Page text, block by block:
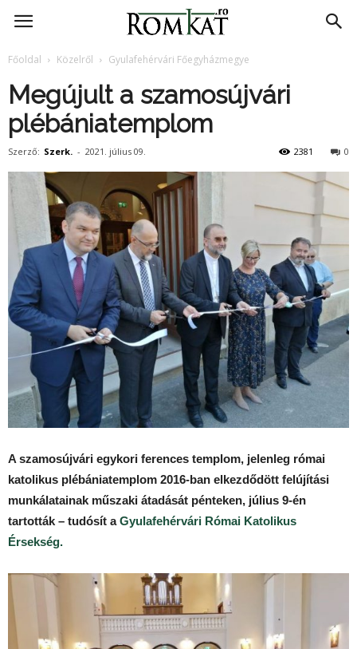
RomKat.ro
Főoldal Közelről Gyulafehérvári Főegyházmegye
Megújult a szamosújvári
plébániatemplom
Szerző: Szerk. - 2021. július 09. 0
2381
A szamosújvári egykori ferences templom, jelenleg római
katolikus plébániatemplom 2016-ban elkezdődött felújítási
munkálatainak műszaki átadását pénteken, július 9-én
tartották – tudósít aGyulafehérvári Római Katolikus
Érsekség.